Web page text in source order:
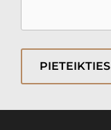
PIETEIKTIES